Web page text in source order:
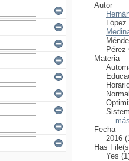
Autor
Pérez
Materia
... más
Fecha
2016
Has
Yes